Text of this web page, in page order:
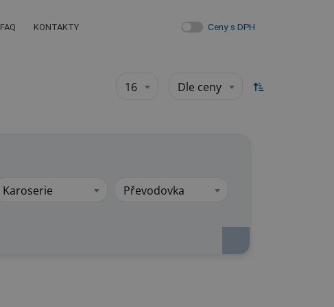
FAQ KONTAKTY Ceny s DPH
16 Dle ceny
Karoserie Převodovka